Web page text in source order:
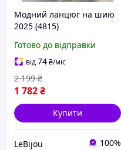
Модний ланцюг на шию
2025 (4815)
Готово до відправки
від74₴/міс
1 782₴
2 199 ₴
Купити
LeBijou 100%